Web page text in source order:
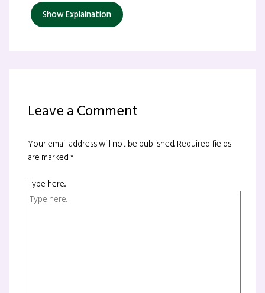
Show Explaination
Leave a Comment
Your email address will not be published.Required fields
are marked*
Type here..